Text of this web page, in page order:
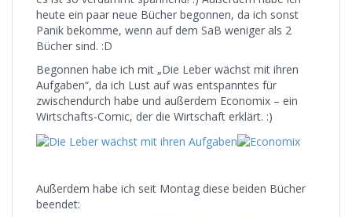
heute ein paar neue Bücher begonnen, da ich sonst
Panik bekomme, wenn auf dem SaB weniger als 2
Bücher sind. :D
Begonnen habe ich mit „Die Leber wächst mit ihren
Aufgaben“, da ich Lust auf was entspanntes für
zwischendurch habe und außerdem Economix – ein
Wirtschafts-Comic, der die Wirtschaft erklärt. :)
Außerdem habe ich seit Montag diese beiden Bücher
beendet: